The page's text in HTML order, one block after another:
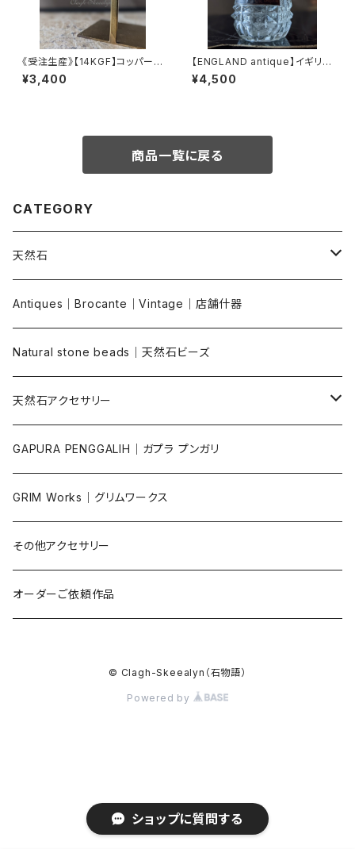
ショップに質問する
《受注生産》【14KGF】コッパータ
ーコイズ ネックレス ～Che
stnut！～
¥3,400
【ENGLAND antique】イギリス
アンティーク・Spice jar / ス
パイス瓶 /ホワイトペッパー
¥4,500
商品一覧に戻る
CATEGORY
天然石
原石｜クラスター｜鉱物標本
天然石ルース｜カボション
磨き石（ポリッシュ）｜インテリアストーン
天然石雑貨｜浄化グッズ
Antiques｜Brocante｜Vintage｜店舗什器
Natural stone beads｜天然石ビーズ
天然石アクセサリー
ピアス｜イヤリング
ブレスレット
ネックレス｜PT
リング｜指輪
GAPURA PENGGALIH｜ガプラ プンガリ
GRIM Works｜グリムワークス
その他アクセサリー
オーダーご依頼作品
© Clagh-Skeealyn（石物語）
Powered by